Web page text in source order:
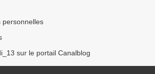
personnelles
sur le portail Canalblog